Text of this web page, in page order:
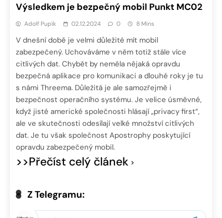
Výsledkem je bezpečný mobil Punkt MC02
Adolf Pupík 02.12.2024 0 8 Mins
V dnešní době je velmi důležité mít mobil
zabezpečený. Uchováváme v něm totiž stále více
citlivých dat. Chybět by neměla nějaká opravdu
bezpečná aplikace pro komunikaci a dlouhé roky je tu
s námi Threema. Důležitá je ale samozřejmě i
bezpečnost operačního systému. Je velice úsměvné,
když jisté americké společnosti hlásají „privacy first“,
ale ve skutečnosti odesílají velké množství citlivých
dat. Je tu však společnost Apostrophy poskytující
opravdu zabezpečený mobil.
>>Přečíst celý článek
Z Telegramu: